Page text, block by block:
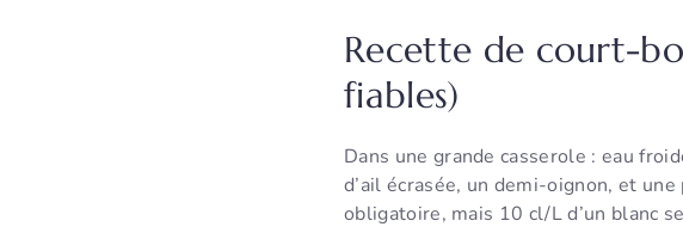
Recette de court-
fiables)
Dans une grande casserole : eau
d’ail écrasée, un demi-oignon, et
obligatoire, mais 10 cl/L d’un blanc